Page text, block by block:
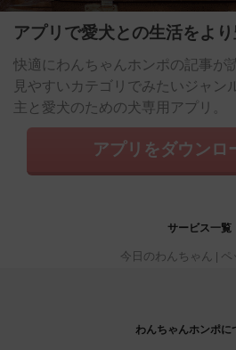
アプリで愛犬との生活をより
快適にわんちゃんホンポの記事が
見やすいカテゴリでみたいジャン
主と愛犬のための犬専用アプリ。
アプリをダウンロ
サービス一覧
今日のわんちゃん ペ
わんちゃんホンポに